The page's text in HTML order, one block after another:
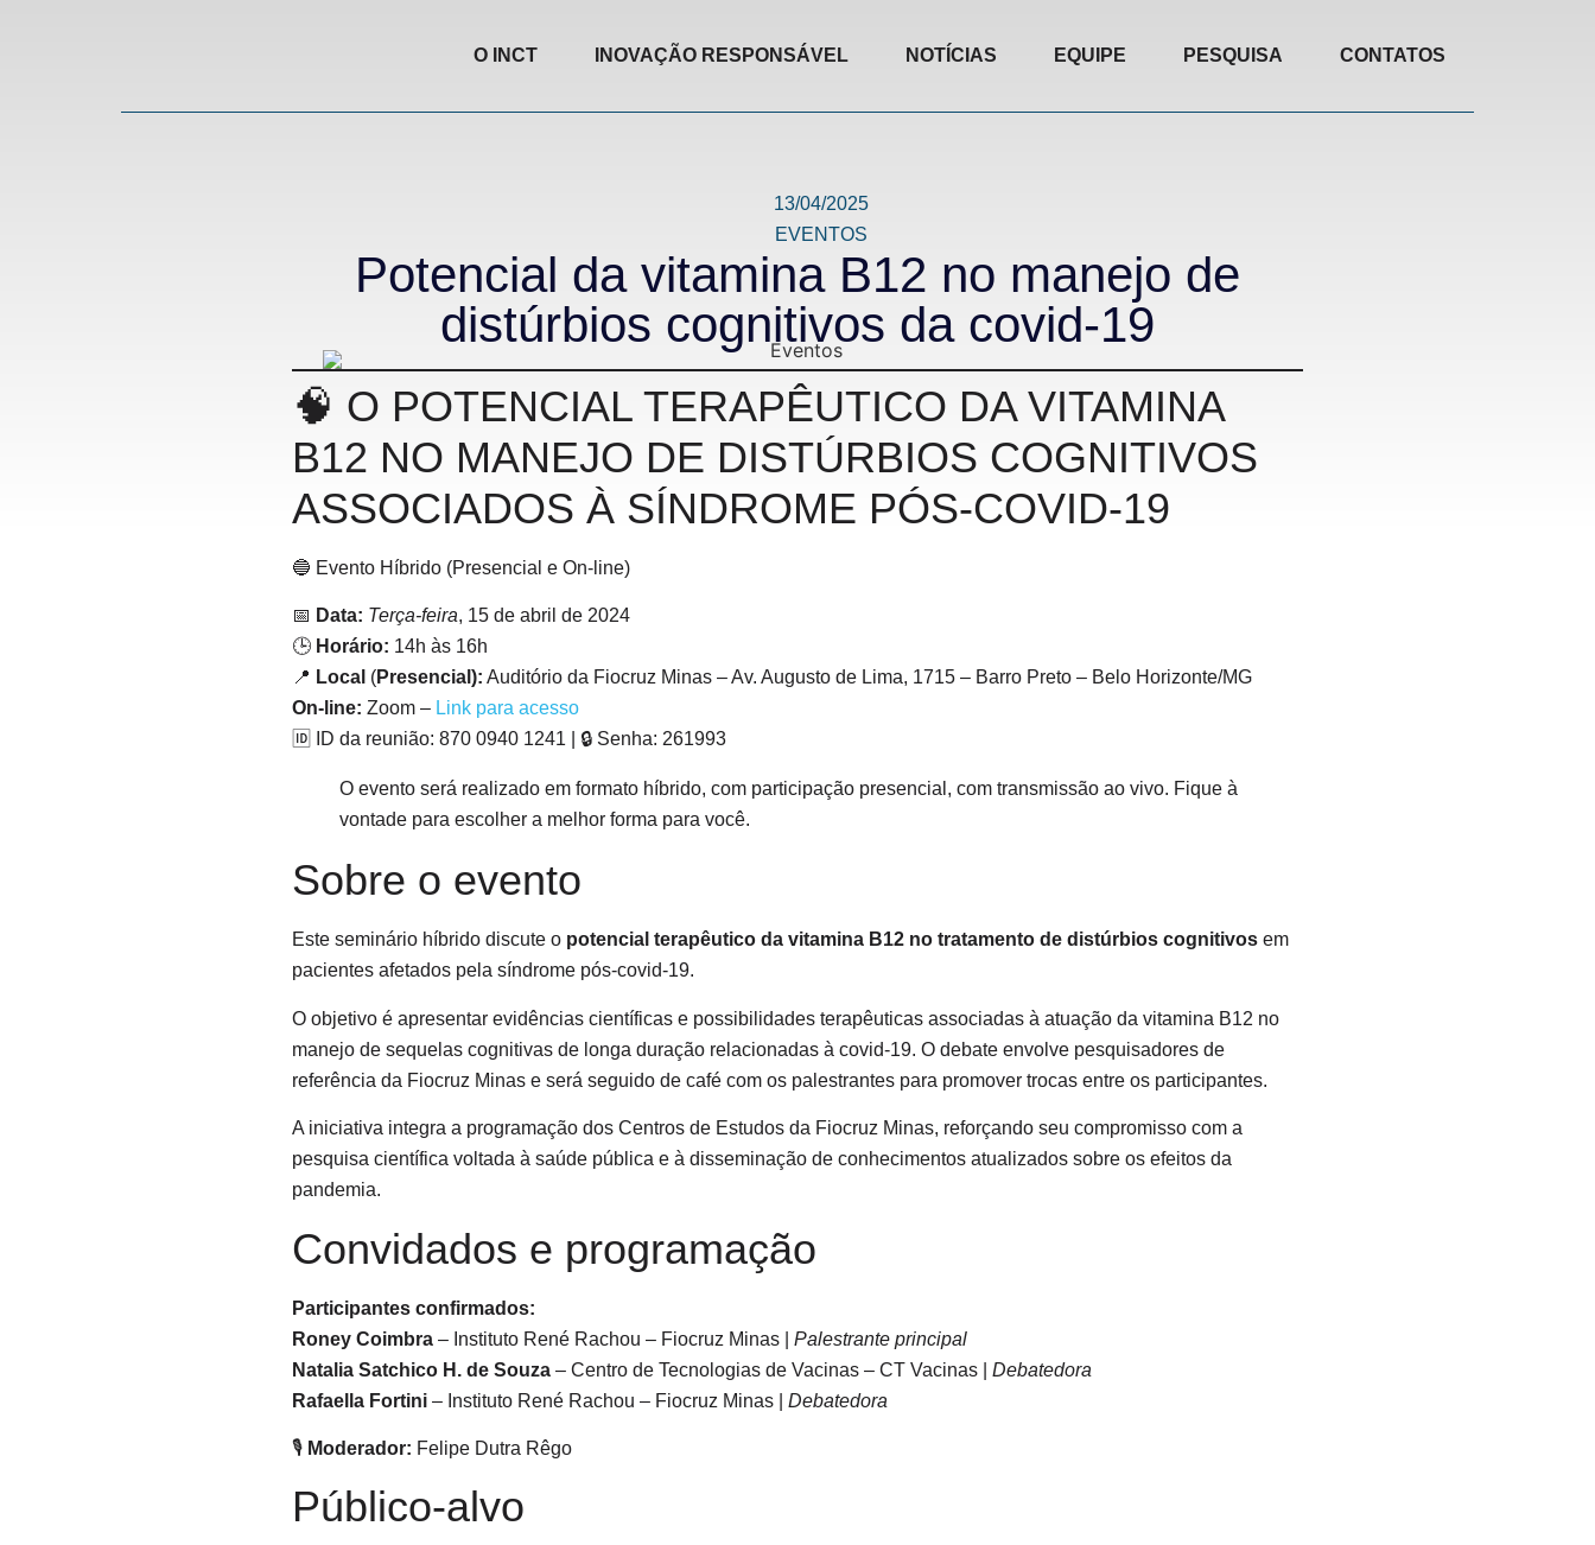
O INCT INOVAÇÃO RESPONSÁVEL NOTÍCIAS EQUIPE PESQUISA CONTATOS
13/04/2025
EVENTOS
Potencial da vitamina B12 no manejo de
distúrbios cognitivos da covid-19
🧠 O POTENCIAL TERAPÊUTICO DA VITAMINA
B12 NO MANEJO DE DISTÚRBIOS COGNITIVOS
ASSOCIADOS À SÍNDROME PÓS-COVID-19
🔵 Evento Híbrido (Presencial e On-line)
📅 Data: Terça-feira, 15 de abril de 2024
🕒 Horário: 14h às 16h
📍 Local (Presencial): Auditório da Fiocruz Minas – Av. Augusto de Lima, 1715 – Barro Preto – Belo Horizonte/MG
On-line: Zoom – Link para acesso
🆔 ID da reunião: 870 0940 1241 | 🔒 Senha: 261993
O evento será realizado em formato híbrido, com participação presencial, com transmissão ao vivo. Fique à
vontade para escolher a melhor forma para você.
Sobre o evento
Este seminário híbrido discute o potencial terapêutico da vitamina B12 no tratamento de distúrbios cognitivosem
pacientes afetados pela síndrome pós-covid-19.
O objetivo é apresentar evidências científicas e possibilidades terapêuticas associadas à atuação da vitamina B12 no
manejo de sequelas cognitivas de longa duração relacionadas à covid-19. O debate envolve pesquisadores de
referência da Fiocruz Minas e será seguido de café com os palestrantes para promover trocas entre os participantes.
A iniciativa integra a programação dos Centros de Estudos da Fiocruz Minas, reforçando seu compromisso com a
pesquisa científica voltada à saúde pública e à disseminação de conhecimentos atualizados sobre os efeitos da
pandemia.
Convidados e programação
Participantes confirmados:
Roney Coimbra– Instituto René Rachou – Fiocruz Minas | Palestrante principal
Natalia Satchico H. de Souza– Centro de Tecnologias de Vacinas – CT Vacinas | Debatedora
Rafaella Fortini– Instituto René Rachou – Fiocruz Minas | Debatedora
🎙️ Moderador: Felipe Dutra Rêgo
Público-alvo